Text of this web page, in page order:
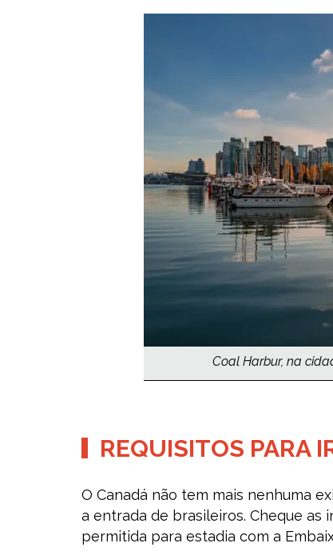
Coal Harbur, na
REQUISITOS PARA
O Canadá não tem mais nenhuma
a entrada de brasileiros. Cheque
permitida para estadia com a